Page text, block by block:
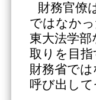
財務官僚
ではなか
東大法学
取りを目
財務省で
呼び出して